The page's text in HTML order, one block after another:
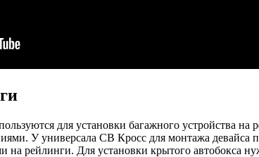
для установки багажного устройства
У универсала СВ Кросс для монтажа
на рейлинги. Для установки крытого автобокса